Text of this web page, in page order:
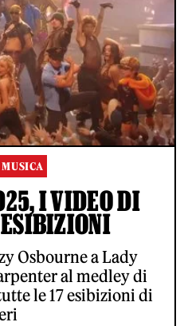
I VIDEO DI
Osbourne a Lady
al medley di
le 17 esibizioni di